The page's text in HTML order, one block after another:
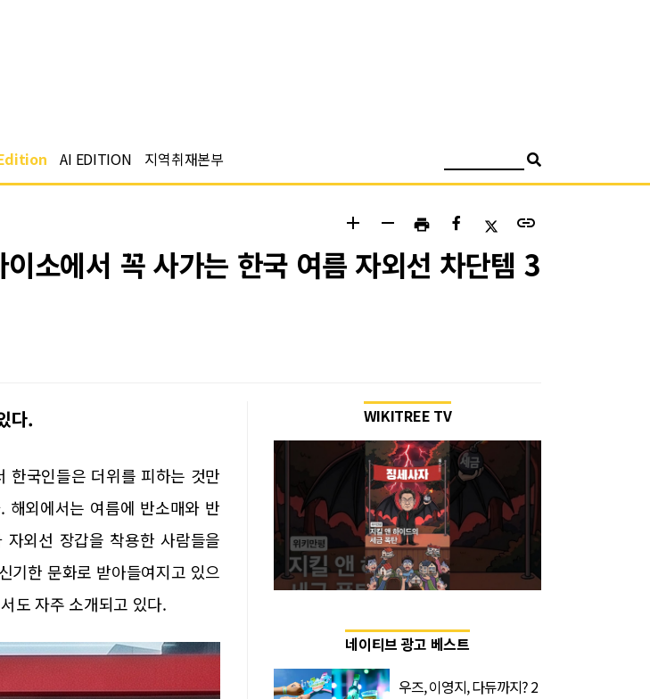
AI EDITION 지역취재본부
add remove print link
소에서 꼭 사가는 한국 여름 자외선 차단템 3
다.
한국인들은 더위를 피하는 것만
해외에서는 여름에 반소매와 반
외선 장갑을 착용한 사람들을
기한 문화로 받아들여지고 있으
도 자주 소개되고 있다.
WIKITREE TV
네이티브 광고 베스트
우즈, 이영지, 다듀까지? 2